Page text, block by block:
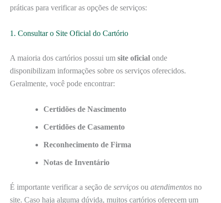
práticas para verificar as opções de serviços:
1. Consultar o Site Oficial do Cartório
A maioria dos cartórios possui um site oficial onde
disponibilizam informações sobre os serviços oferecidos.
Geralmente, você pode encontrar:
Certidões de Nascimento
Certidões de Casamento
Reconhecimento de Firma
Notas de Inventário
É importante verificar a seção de serviços ou atendimentos no
site. Caso haja alguma dúvida, muitos cartórios oferecem um